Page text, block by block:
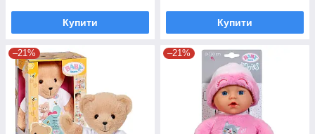
Купити Купити
–21% –21%